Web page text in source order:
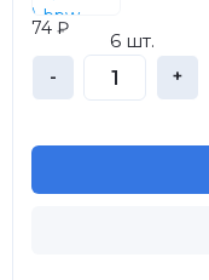
74 ₽
6 шт.
- +